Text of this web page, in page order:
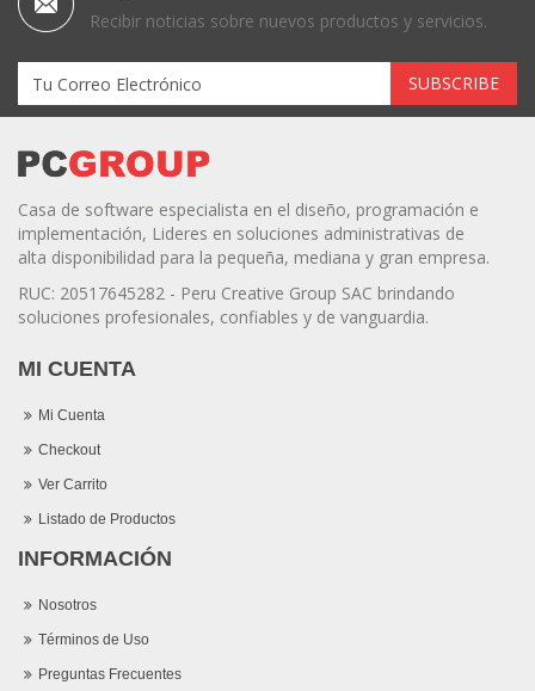
Recibir noticias sobre nuevos productos y servicios.
Casa de software especialista en el diseño, programación e
implementación, Lideres en soluciones administrativas de
alta disponibilidad para la pequeña, mediana y gran empresa.
RUC: 20517645282 - Peru Creative Group SAC brindando
soluciones profesionales, confiables y de vanguardia.
MI CUENTA
Mi Cuenta
Checkout
Ver Carrito
Listado de Productos
INFORMACIÓN
Nosotros
Términos de Uso
Preguntas Frecuentes